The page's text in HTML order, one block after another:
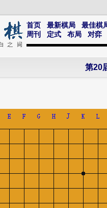
首页 最新棋局
最佳棋
周刊
定式 布局 对弈
第20